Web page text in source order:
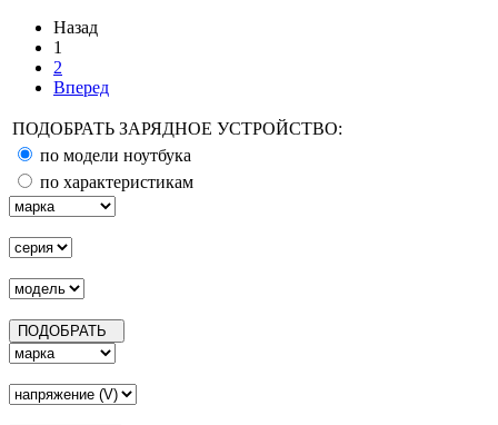
Назад
1
2
Вперед
ПОДОБРАТЬ ЗАРЯДНОЕ УСТРОЙСТВО:
по модели ноутбука
по характеристикам